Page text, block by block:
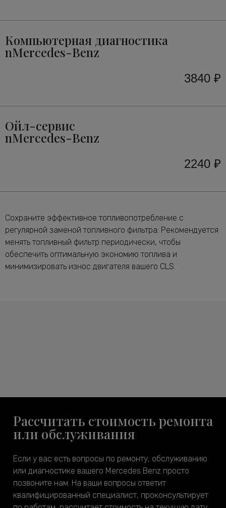
Компьютерная диагностика
nMercedes-Benz
3840 ₽
Ойл-сервис
nMercedes-Benz
2240 ₽
Сохраните эффективное топливопотребление с
регулярной заменой топливного фильтра: Рекомендуется
менять топливный фильтр периодически, чтобы
обеспечить оптимальную экономию топлива и
минимизировать износ двигателя вашего CLS.
Рассчитать стоимость ремонта
или обслуживания
Если у вас есть вопросы по ремонту, обслуживанию
или диагностике вашего Mercedes Benz просто
позвоните нам. На ваши вопросы ответит
квалифицированный специалист, проконсультирует